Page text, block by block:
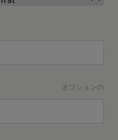
オプションの